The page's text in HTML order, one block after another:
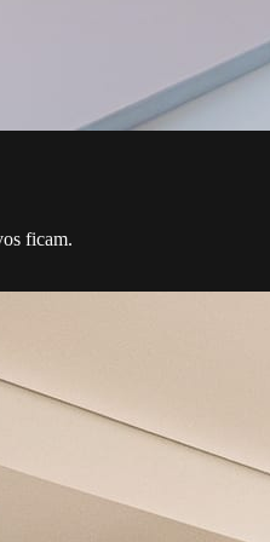
ficam.